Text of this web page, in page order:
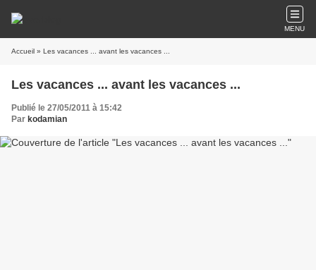
MENU
Accueil » Les vacances ... avant les vacances ...
Les vacances ... avant les vacances ...
Publié le 27/05/2011 à 15:42
Par kodamian